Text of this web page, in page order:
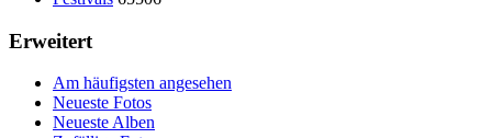
Erweitert
Am häufigsten angesehen
Neueste Fotos
Neueste Alben